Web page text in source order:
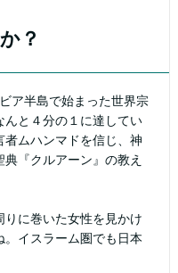
？
ア半島で始まった世界宗
と４分の１に達してい
者ムハンマドを信じ、神
『クルアーン』の教え
に巻いた女性を見かけ
イスラーム圏でも日本